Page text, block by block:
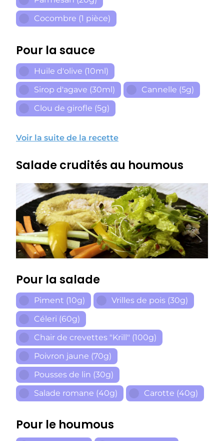
Cocombre (1 pièce)
Pour la sauce
Huile d'olive (10ml)
Sirop d'agave (30ml)
Cannelle (5g)
Clou de girofle (5g)
Voir la suite de la recette
Salade crudités au houmous
Pour la salade
Piment (10g)
Vrilles de pois (30g)
Céleri (60g)
Chair de crevettes "Krill" (100g)
Poivron jaune (70g)
Pousses de lin (30g)
Salade romane (40g)
Carotte (40g)
Pour le houmous